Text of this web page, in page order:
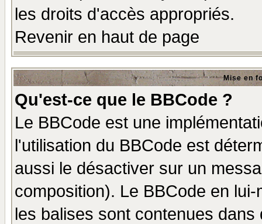
les droits d'accès appropriés.
Revenir en haut de page
Mise en
Qu'est-ce que le BBCode ?
Le BBCode est une
l'utilisation du BBCode est
aussi le désactiver sur un
composition). Le BBCode en
les balises sont contenues